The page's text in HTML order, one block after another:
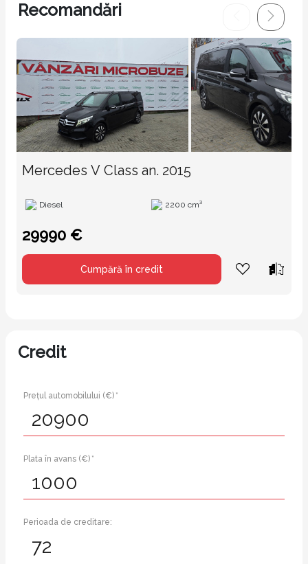
Recomandări
Mercedes V Class an. 2015
Diesel 2200 cm³
29990 €
Cumpără în credit
Credit
Prețul automobilului (€) *
Plata în avans (€) *
Perioada de creditare: